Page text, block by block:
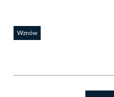
Wznów